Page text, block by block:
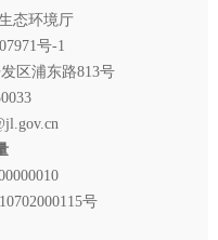
态环境厅
号-1
区浦东路813号
号